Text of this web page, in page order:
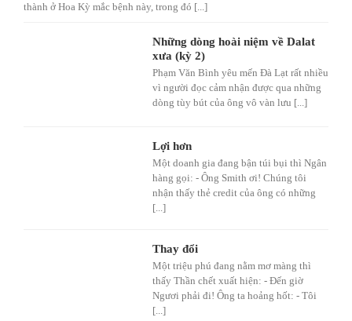
thành ở Hoa Kỳ mắc bệnh này, trong đó [...]
Những dòng hoài niệm về Dalat
xưa (kỳ 2)
Phạm Văn Bình yêu mến Đà Lạt rất nhiều
vì người đọc cảm nhận được qua những
dòng tùy bút của ông vô vàn lưu [...]
Lợi hơn
Một doanh gia đang bận túi bụi thì Ngân
hàng gọi: - Ông Smith ơi! Chúng tôi
nhận thấy thẻ credit của ông có những
[...]
Thay đổi
Một triệu phú đang nằm mơ màng thì
thấy Thần chết xuất hiện: - Đến giờ
Ngươi phải đi! Ông ta hoảng hốt: - Tôi
[...]